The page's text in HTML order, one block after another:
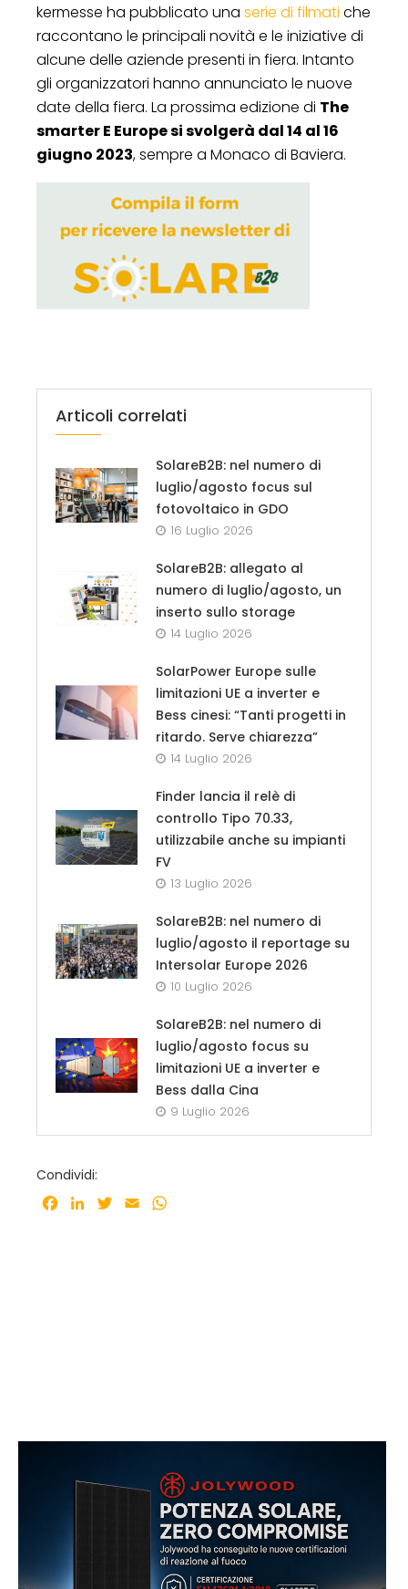
kermesse ha pubblicato una serie di filmati che
raccontano le principali novità e le iniziative di
alcune delle aziende presenti in fiera. Intanto
gli organizzatori hanno annunciato le nuove
date della fiera. La prossima edizione di The
smarter E Europe si svolgerà dal 14 al 16
giugno 2023, sempre a Monaco di Baviera.
Articoli correlati
SolareB2B: nel numero di
luglio/agosto focus sul
fotovoltaico in GDO
16 Luglio 2026
SolareB2B: allegato al
numero di luglio/agosto, un
inserto sullo storage
14 Luglio 2026
SolarPower Europe sulle
limitazioni UE a inverter e
Bess cinesi: “Tanti progetti in
ritardo. Serve chiarezza”
14 Luglio 2026
Finder lancia il relè di
controllo Tipo 70.33,
utilizzabile anche su impianti
FV
13 Luglio 2026
SolareB2B: nel numero di
luglio/agosto il reportage su
Intersolar Europe 2026
10 Luglio 2026
SolareB2B: nel numero di
luglio/agosto focus su
limitazioni UE a inverter e
Bess dalla Cina
9 Luglio 2026
Condividi:
Facebook
LinkedInTwitter
Email